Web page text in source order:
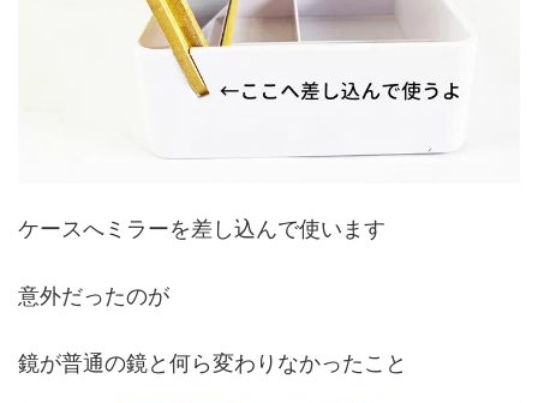
ケースへミラーを差し込んで使います
意外だったのが
鏡が普通の鏡と何ら変わりなかったこと